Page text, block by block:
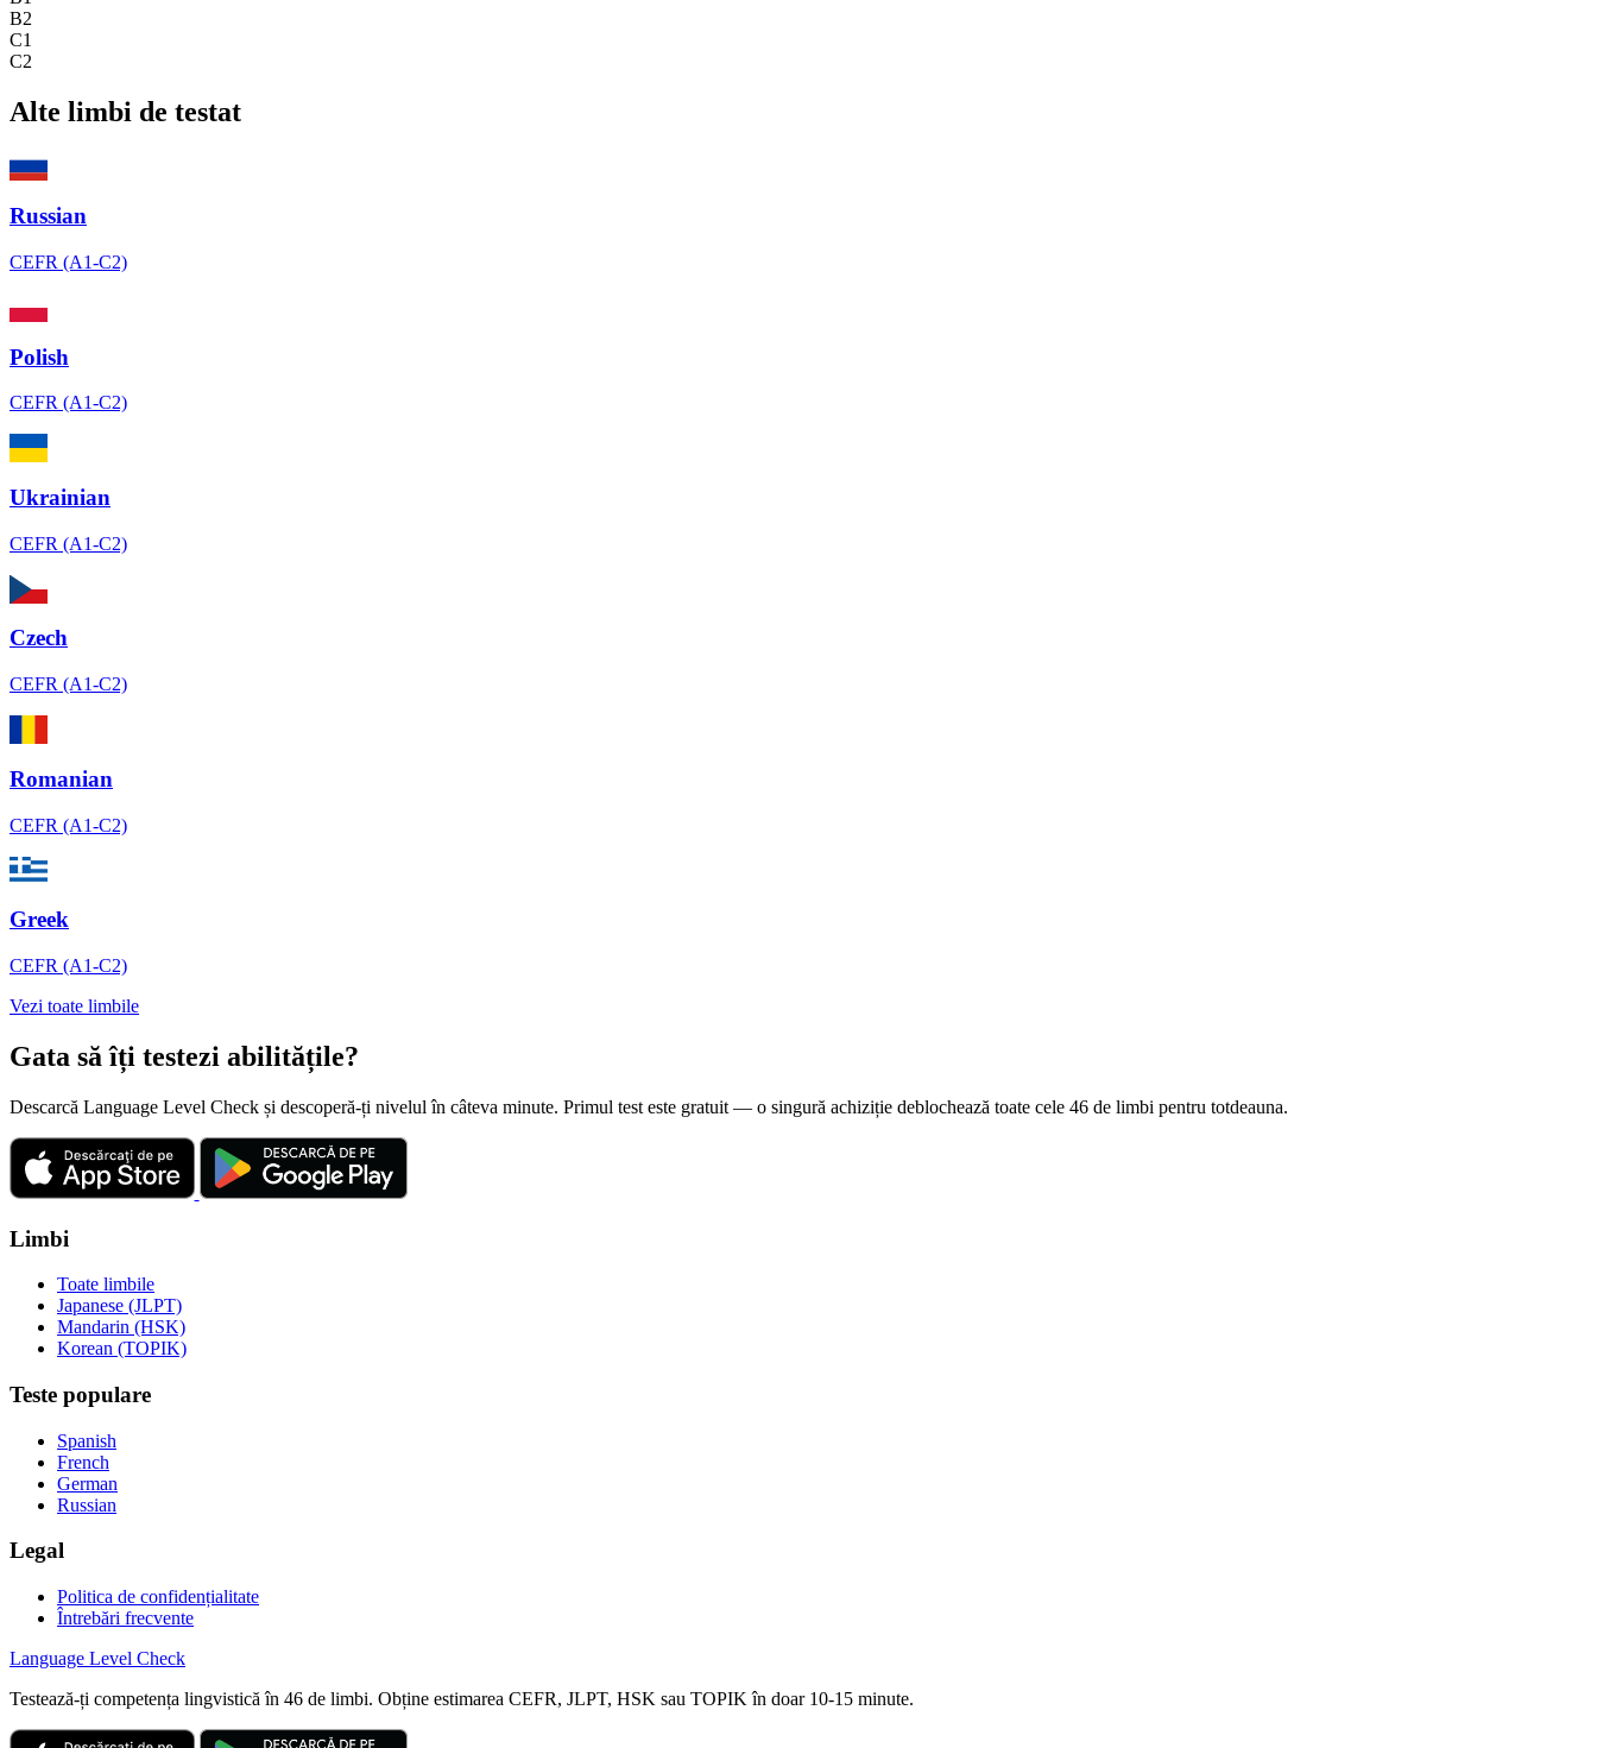
B2
C1
C2
Alte limbi de testat
Russian
CEFR (A1-C2)
Polish
CEFR (A1-C2)
Ukrainian
CEFR (A1-C2)
Czech
CEFR (A1-C2)
Romanian
CEFR (A1-C2)
Greek
CEFR (A1-C2)
Vezi toate limbile
Gata să îți testezi abilitățile?
Descarcă Language Level Check și descoperă-ți nivelul în câteva minute. Primul test este gratuit — o singură achiziție deblochează toate cele 46 de limbi pentru totdeauna.
Limbi
Toate limbile
Japanese (JLPT)
Mandarin (HSK)
Korean (TOPIK)
Teste populare
Spanish
French
German
Russian
Legal
Politica de confidențialitate
Întrebări frecvente
Language Level Check
Testează-ți competența lingvistică în 46 de limbi. Obține estimarea CEFR, JLPT, HSK sau TOPIK în doar 10-15 minute.